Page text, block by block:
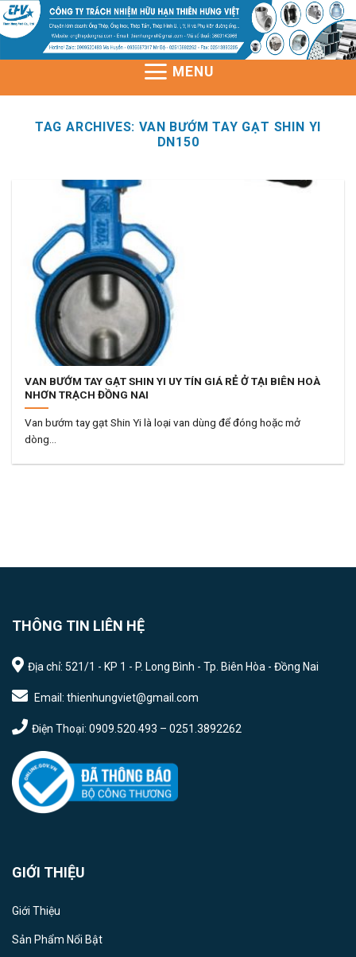
Skip
to
MENU
TAG ARCHIVES: VAN BƯỚM TAY GẠT SHIN YI
DN150
VAN BƯỚM TAY GẠT SHIN YI UY TÍN GIÁ RẺ Ở TẠI BIÊN HOÀ
NHƠN TRẠCH ĐỒNG NAI
Van bướm tay gạt Shin Yi là loại van dùng để đóng hoặc mở
dòng...
THÔNG TIN LIÊN HỆ
Địa chỉ: 521/1 - KP 1 - P. Long Bình - Tp. Biên Hòa - Đồng Nai
Email: thienhungviet@gmail.com
Điện Thoại: 0909.520.493 – 0251.3892262
GIỚI THIỆU
Giới Thiệu
Sản Phẩm Nổi Bật